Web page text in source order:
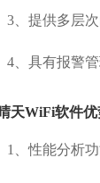
3、提供多层
4、具有报警
天WiFi软件优
1、性能分析